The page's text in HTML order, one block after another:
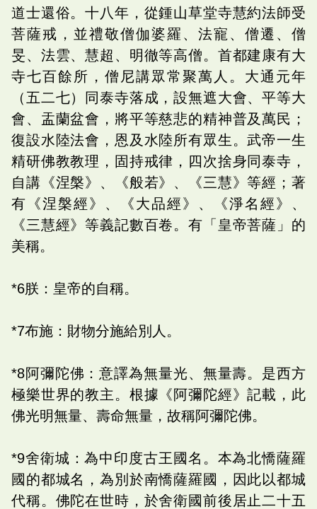
道士還俗。十八年，從鍾山草堂寺慧約法師受
菩薩戒，並禮敬僧伽婆羅、法寵、僧遷、僧
旻、法雲、慧超、明徹等高僧。首都建康有大
寺七百餘所，僧尼講眾常聚萬人。大通元年
（五二七）同泰寺落成，設無遮大會、平等大
會、盂蘭盆會，將平等慈悲的精神普及萬民；
復設水陸法會，恩及水陸所有眾生。武帝一生
精研佛教教理，固持戒律，四次捨身同泰寺，
自講《涅槃》、《般若》、《三慧》等經；著
有《涅槃經》、《大品經》、《淨名經》、
《三慧經》等義記數百卷。有「皇帝菩薩」的
美稱。
*6朕：皇帝的自稱。
*7布施：財物分施給別人。
*8阿彌陀佛：意譯為無量光、無量壽。是西方
極樂世界的教主。根據《阿彌陀經》記載，此
佛光明無量、壽命無量，故稱阿彌陀佛。
*9舍衛城：為中印度古王國名。本為北憍薩羅
國的都城名，為別於南憍薩羅國，因此以都城
代稱。佛陀在世時，於舍衛國前後居止二十五